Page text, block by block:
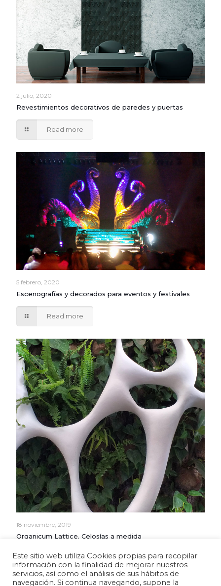
2 julio, 2020
Revestimientos decorativos de paredes y puertas
Read more
5 febrero, 2020
Escenografías y decorados para eventos y festivales
Read more
18 noviembre, 2019
Organicum Lattice. Celosías a medida
Read more
Este sitio web utiliza Cookies propias para recopilar
información con la finalidad de mejorar nuestros
servicios, así como el análisis de sus hábitos de
navegación. Si continua navegando, supone la